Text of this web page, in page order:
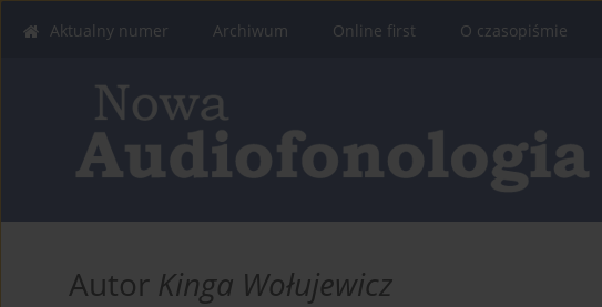
Aktualny numer Archiwum Online first O czasopiśmie
Autor Kinga Wołujewicz